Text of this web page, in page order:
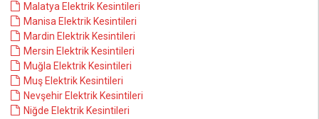
Malatya Elektrik Kesintileri
Manisa Elektrik Kesintileri
Mardin Elektrik Kesintileri
Mersin Elektrik Kesintileri
Muğla Elektrik Kesintileri
Muş Elektrik Kesintileri
Nevşehir Elektrik Kesintileri
Niğde Elektrik Kesintileri